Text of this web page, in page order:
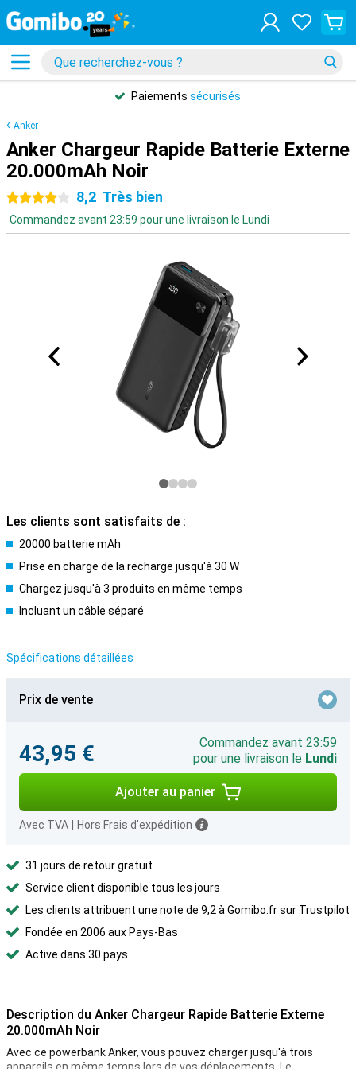
Paiements sécurisés
Anker
Anker Chargeur Rapide Batterie Externe
20.000mAh Noir
4 étoiles8,2 Très bien
Commandez avant 23:59 pour une livraison le Lundi
Les clients sont satisfaits de :
20000 batterie mAh
Prise en charge de la recharge jusqu'à 30 W
Chargez jusqu'à 3 produits en même temps
Incluant un câble séparé
Spécifications détaillées
Prix de vente
43,95 €
Commandez avant 23:59
pour une livraison le Lundi
Ajouter au panier
Avec TVA Hors Frais d'expédition
31 jours de retour gratuit
Service client disponible tous les jours
Les clients attribuent une note de 9,2 à Gomibo.fr sur Trustpilot
Fondée en 2006 aux Pays-Bas
Active dans 30 pays
Description du Anker Chargeur Rapide Batterie Externe
20.000mAh Noir
Avec ce powerbank Anker, vous pouvez charger jusqu'à trois